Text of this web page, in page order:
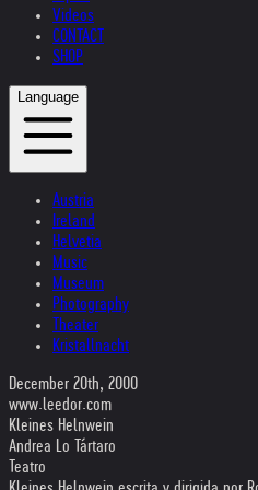
Videos
CONTACT
SHOP
Language
Austria
Ireland
Helvetia
Music
Museum
Photography
Theater
Kristallnacht
December 20th, 2000
www.leedor.com
Kleines Helnwein
Andrea Lo Tártaro
Teatro